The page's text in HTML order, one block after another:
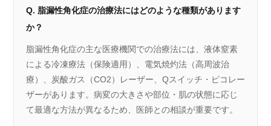
Q. 脂漏性角化症の治療法にはどのような種類があります
か？
脂漏性角化症の主な医療機関での治療法には、液体窒素
による冷凍療法（保険適用）、電気焼灼法（高周波治
療）、炭酸ガス（CO2）レーザー、Qスイッチ・ピコレー
ザーがあります。病変の大きさや部位・肌の状態に応じ
て最適な方法が異なるため、医師との相談が重要です。